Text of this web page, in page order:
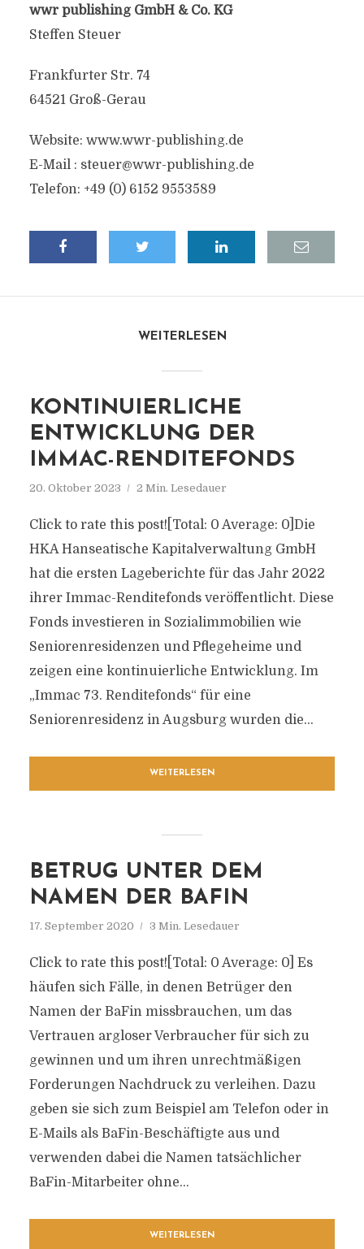
wwr publishing GmbH & Co. KG
Steffen Steuer
Frankfurter Str. 74
64521 Groß-Gerau
Website: www.wwr-publishing.de
E-Mail : steuer@wwr-publishing.de
Telefon: +49 (0) 6152 9553589
WEITERLESEN
KONTINUIERLICHE
ENTWICKLUNG DER
IMMAC-RENDITEFONDS
20. Oktober 2023 2 Min. Lesedauer
Click to rate this post![Total: 0 Average: 0]Die
HKA Hanseatische Kapitalverwaltung GmbH
hat die ersten Lageberichte für das Jahr 2022
ihrer Immac-Renditefonds veröffentlicht. Diese
Fonds investieren in Sozialimmobilien wie
Seniorenresidenzen und Pflegeheime und
zeigen eine kontinuierliche Entwicklung. Im
„Immac 73. Renditefonds“ für eine
Seniorenresidenz in Augsburg wurden die...
WEITERLESEN
BETRUG UNTER DEM
NAMEN DER BAFIN
17. September 2020 3 Min. Lesedauer
Click to rate this post![Total: 0 Average: 0] Es
häufen sich Fälle, in denen Betrüger den
Namen der BaFin missbrauchen, um das
Vertrauen argloser Verbraucher für sich zu
gewinnen und um ihren unrechtmäßigen
Forderungen Nachdruck zu verleihen. Dazu
geben sie sich zum Beispiel am Telefon oder in
E-Mails als BaFin-Beschäftigte aus und
verwenden dabei die Namen tatsächlicher
BaFin-Mitarbeiter ohne...
WEITERLESEN